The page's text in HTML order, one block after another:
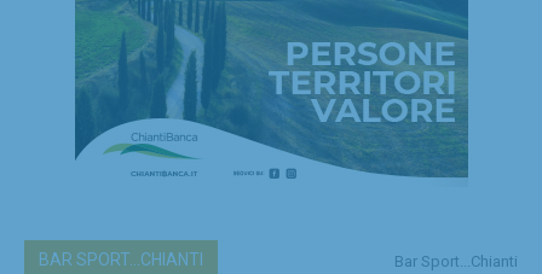
BAR SPORT...CHIANTI Bar Sport...Chianti